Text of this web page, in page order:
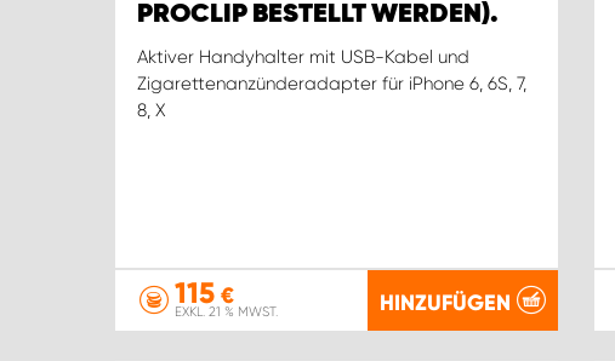
PROCLIP BESTELLT WERDEN).
Aktiver Handyhalter mit USB-Kabel und
Zigarettenanzünderadapter für iPhone 6, 6S, 7,
8, X
115 €
EXKL. 21 % MWST. HINZUFÜGEN